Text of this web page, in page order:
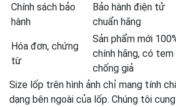
Chính sách bảo
hành
Bảo hành điện tử
chuẩn hãng
Hóa đơn, chứng
từ
Sản phẩm mới
chính hãng, có tem
chống giả
Size lốp trên hình ảnh chỉ mang tính
dạng bên ngoài của lốp. Chúng tôi